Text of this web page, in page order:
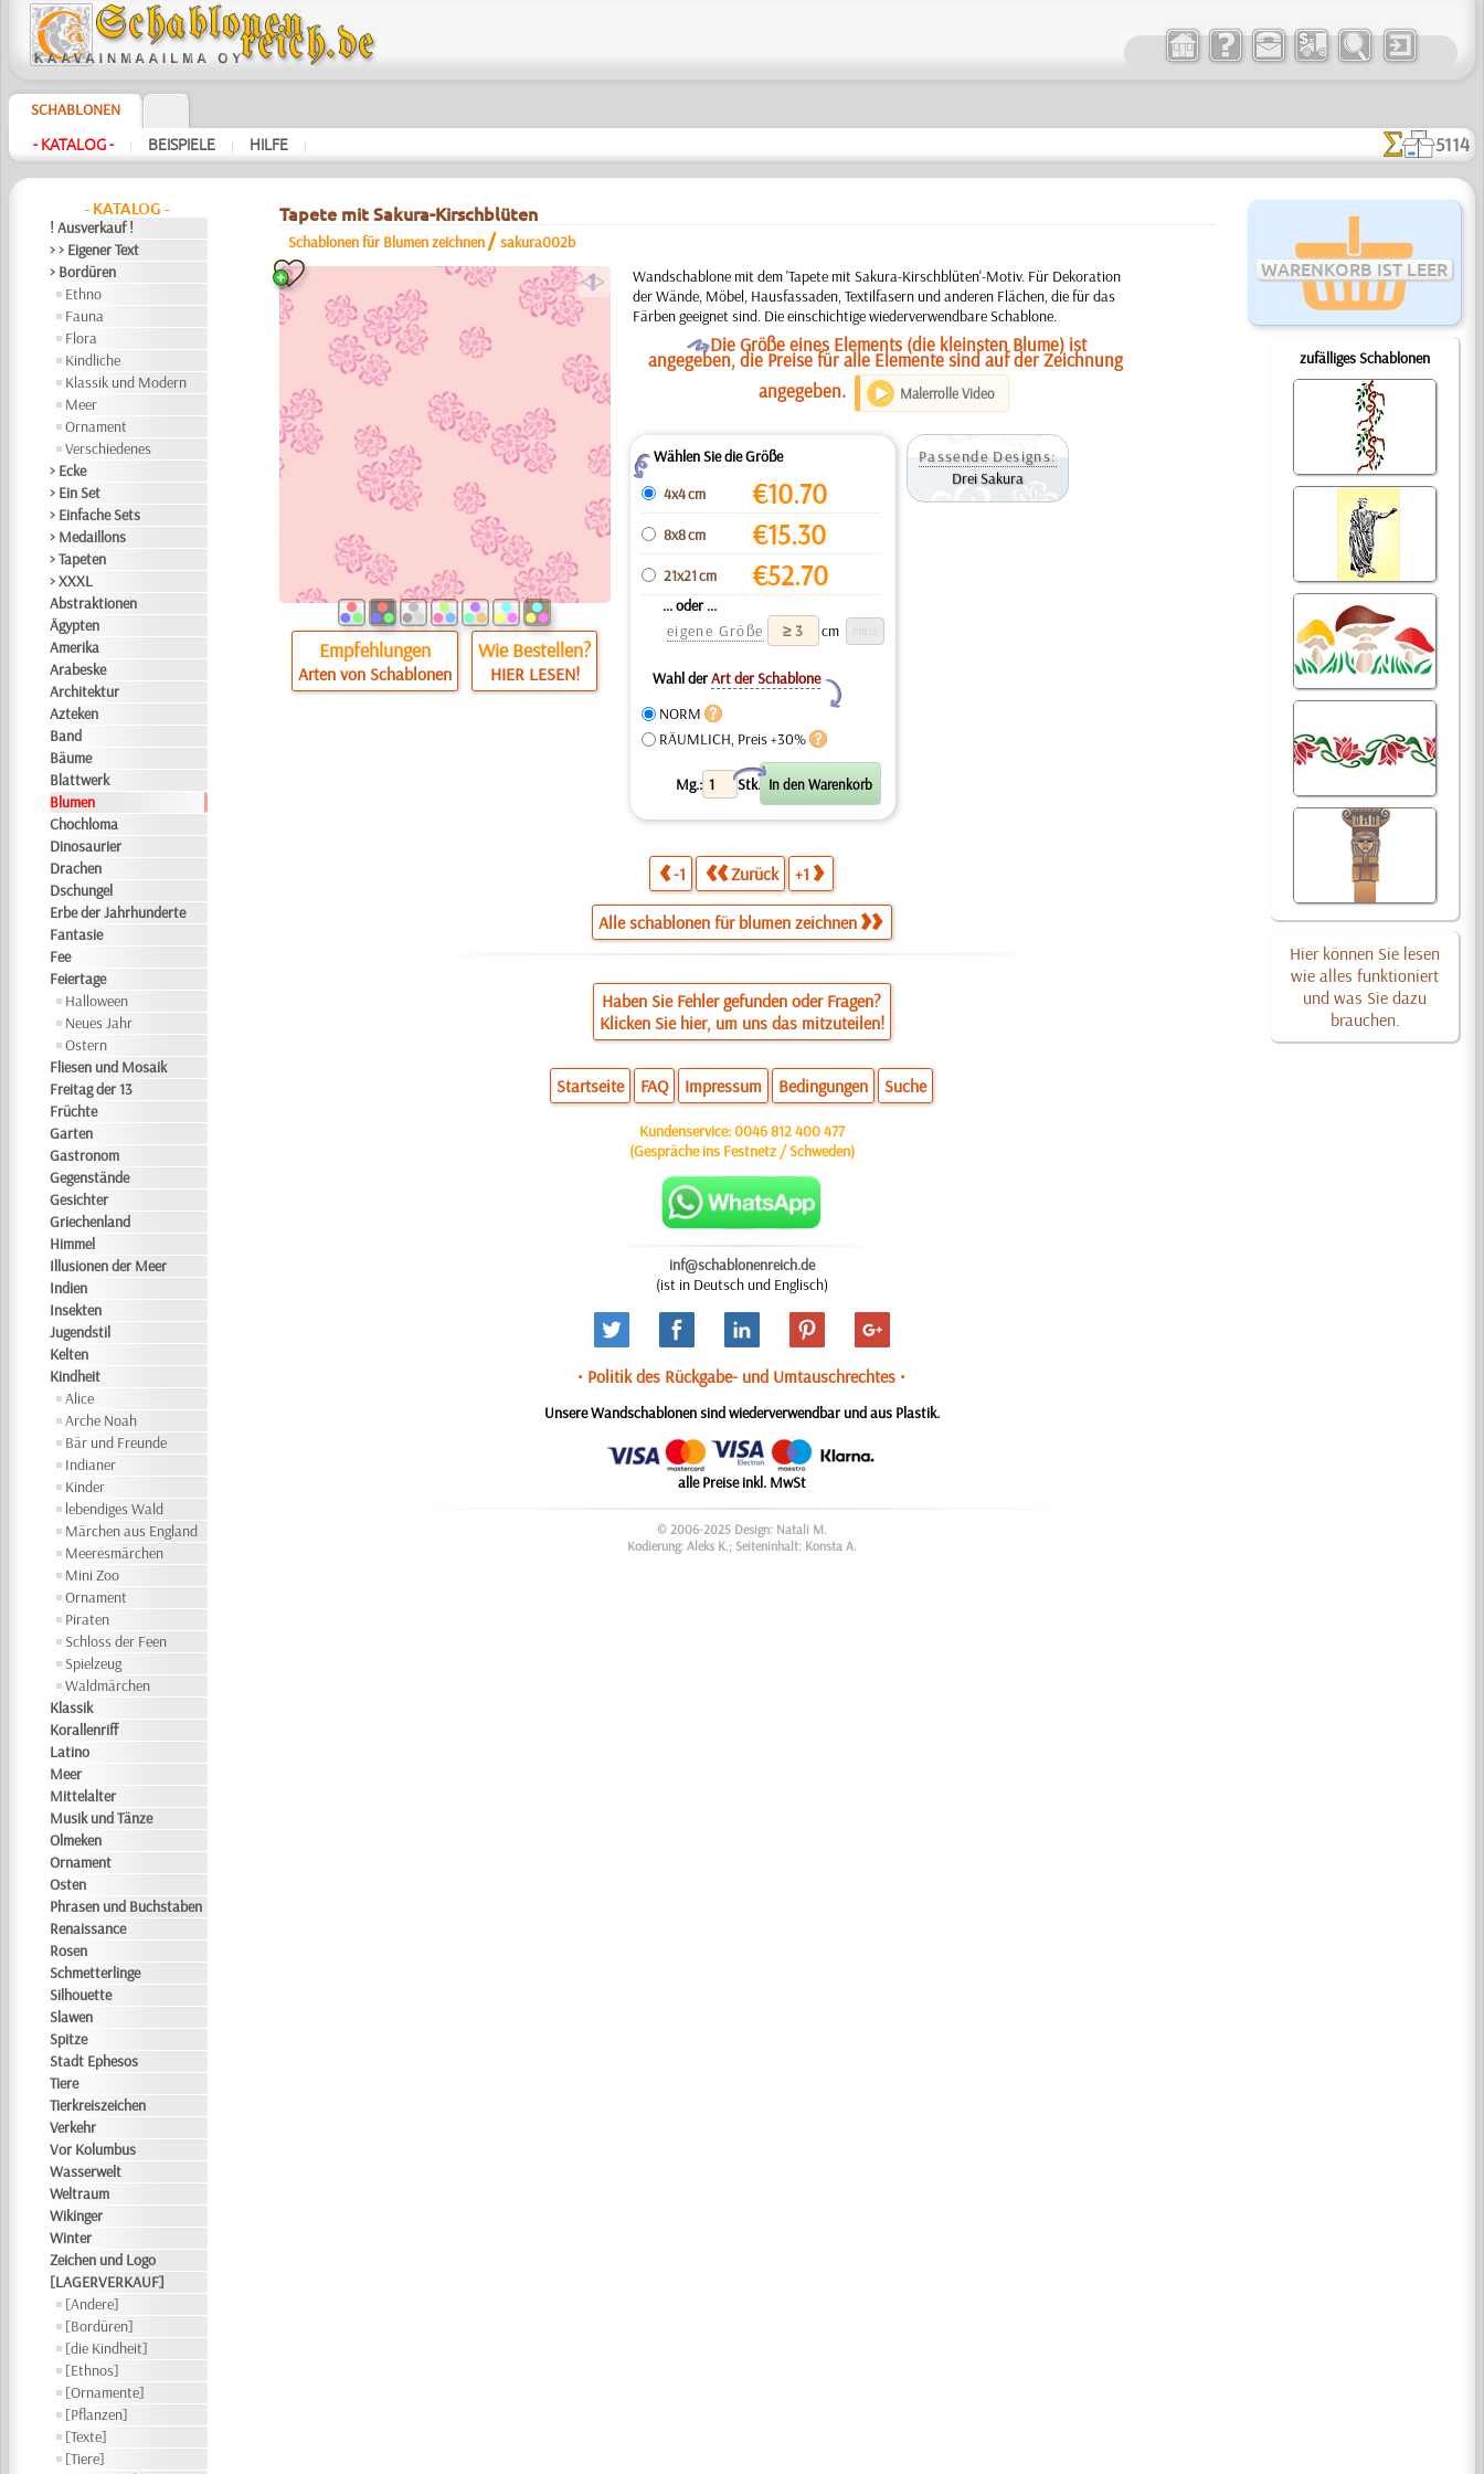
SCHABLONEN
- KATALOG - | BEISPIELE | HILFE | 5114
- KATALOG -
! Ausverkauf !
> > Eigener Text
> Bordüren
Ethno
Fauna
Flora
Kindliche
Klassik und Modern
Meer
Ornament
Verschiedenes
> Ecke
> Ein Set
> Einfache Sets
> Medaillons
> Tapeten
> XXXL
Abstraktionen
Ägypten
Amerika
Arabeske
Architektur
Azteken
Band
Bäume
Blattwerk
Blumen
Chochloma
Dinosaurier
Drachen
Dschungel
Erbe der Jahrhunderte
Fantasie
Fee
Feiertage
Halloween
Neues Jahr
Ostern
Fliesen und Mosaik
Freitag der 13
Früchte
Garten
Gastronom
Gegenstände
Gesichter
Griechenland
Himmel
Illusionen der Meer
Indien
Insekten
Jugendstil
Kelten
Kindheit
Alice
Arche Noah
Bär und Freunde
Indianer
Kinder
lebendiges Wald
Märchen aus England
Meeresmärchen
Mini Zoo
Ornament
Piraten
Schloss der Feen
Spielzeug
Waldmärchen
Klassik
Korallenriff
Latino
Meer
Mittelalter
Musik und Tänze
Olmeken
Ornament
Osten
Phrasen und Buchstaben
Renaissance
Rosen
Schmetterlinge
Silhouette
Slawen
Spitze
Stadt Ephesos
Tiere
Tierkreiszeichen
Verkehr
Vor Kolumbus
Wasserwelt
Weltraum
Wikinger
Winter
Zeichen und Logo
[LAGERVERKAUF]
[Andere]
[Bordüren]
[die Kindheit]
[Ethnos]
[Ornamente]
[Pflanzen]
[Texte]
[Tiere]
WARENKORB IST LEER
zufälliges Schablonen
Hier können Sie lesen
wie alles funktioniert
und was Sie dazu
brauchen.
Tapete mit Sakura-Kirschblüten
Schablonen für Blumen zeichnen /sakura002b
a
Empfehlungen
Arten von Schablonen
Wie Bestellen?
HIER LESEN!
Wandschablone mit dem 'Tapete mit Sakura-Kirschblüten'-Motiv. Für Dekoration
der Wände, Möbel, Hausfassaden, Textilfasern und anderen Flächen, die für das
Färben geeignet sind. Die einschichtige wiederverwendbare Schablone.
ODie Größe eines Elements (die kleinsten Blume) ist
angegeben, die Preise für alle Elemente sind auf der Zeichnung
angegeben.
Malerrolle Video
ZWählen Sie die Größe
4x4 cm
€10.70
8x8 cm €15.30
21x21 cm €52.70
... oder ...
eigene Größe
cm
Wahl derArt der Schablone
Y
NORM
RÄUMLICH, Preis +30%
Mg.: Stk.
X
Passende Designs:
Drei Sakura
-1 Zurück +1
Alle schablonen für blumen zeichnen
Haben Sie Fehler gefunden oder Fragen?
Klicken Sie hier, um uns das mitzuteilen!
Startseite FAQ Impressum Bedingungen Suche
Kundenservice:0046 812 400 477
(Gespräche ins Festnetz / Schweden)
inf@schablonenreich.de
(ist in Deutsch und Englisch)
• Politik des Rückgabe- und Umtauschrechtes •
Unsere Wandschablonen sind wiederverwendbar und aus Plastik.
alle Preise inkl. MwSt
© 2006-2025 Design: Natali M.
Kodierung: Aleks K.; Seiteninhalt: Konsta A.